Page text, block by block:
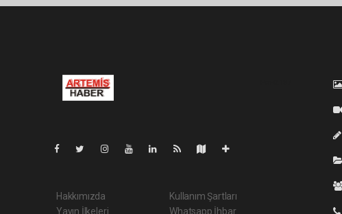
Hakkımızda
Yayın İlkeleri
Kullanım Şartları
Whatsapp İhbar